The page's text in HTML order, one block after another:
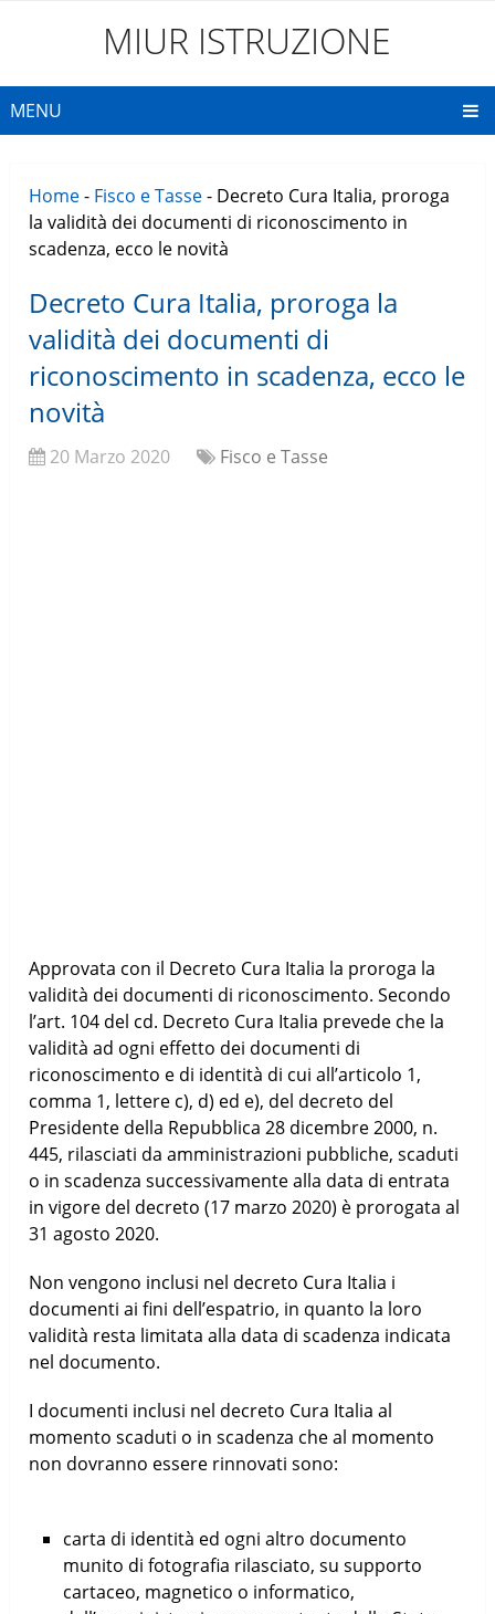
MIUR ISTRUZIONE
MENU
Home- Fisco e Tasse- Decreto Cura Italia, proroga
la validità dei documenti di riconoscimento in
scadenza, ecco le novità
Decreto Cura Italia, proroga la
validità dei documenti di
riconoscimento in scadenza, ecco le
novità
20 Marzo 2020 Fisco e Tasse
Approvata con il Decreto Cura Italia la proroga la
validità dei documenti di riconoscimento. Secondo
l’art. 104 del cd. Decreto Cura Italia prevede che la
validità ad ogni effetto dei documenti di
riconoscimento e di identità di cui all’articolo 1,
comma 1, lettere c), d) ed e), del decreto del
Presidente della Repubblica 28 dicembre 2000, n.
445, rilasciati da amministrazioni pubbliche, scaduti
o in scadenza successivamente alla data di entrata
in vigore del decreto (17 marzo 2020) è prorogata al
31 agosto 2020.
Non vengono inclusi nel decreto Cura Italia i
documenti ai fini dell’espatrio, in quanto la loro
validità resta limitata alla data di scadenza indicata
nel documento.
I documenti inclusi nel decreto Cura Italia al
momento scaduti o in scadenza che al momento
non dovranno essere rinnovati sono:
carta di identità ed ogni altro documento
munito di fotografia rilasciato, su supporto
cartaceo, magnetico o informatico,